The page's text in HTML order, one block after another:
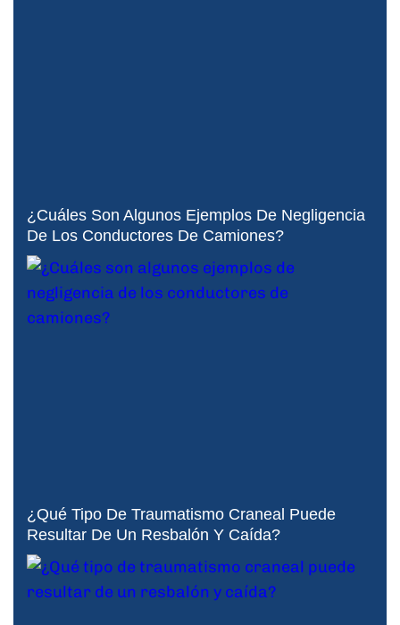
¿Cuáles Son Algunos Ejemplos De Negligencia
De Los Conductores De Camiones?
¿Qué Tipo De Traumatismo Craneal Puede
Resultar De Un Resbalón Y Caída?